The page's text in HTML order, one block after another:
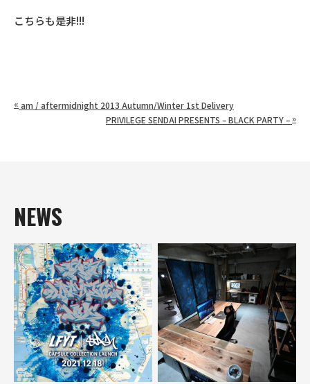
こちらも是非!!!
« am / aftermidnight 2013 Autumn/Winter 1st Delivery
PRIVILEGE SENDAI PRESENTS – BLACK PARTY –»
NEWS